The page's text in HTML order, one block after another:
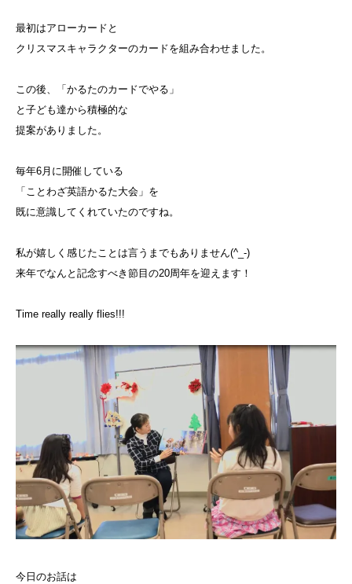
最初はアローカードと
クリスマスキャラクターのカードを組み合わせました。
この後、「かるたのカードでやる」
と子ども達から積極的な
提案がありました。
毎年6月に開催している
「ことわざ英語かるた大会」を
既に意識してくれていたのですね。
私が嬉しく感じたことは言うまでもありません(^_-)
来年でなんと記念すべき節目の20周年を迎えます！
Time really really flies!!!
今日のお話は